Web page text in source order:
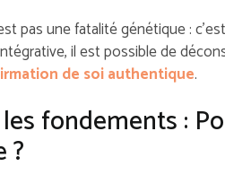
pas une fatalité génétique :
il est possible de
de soi authentique.
fondements :
?